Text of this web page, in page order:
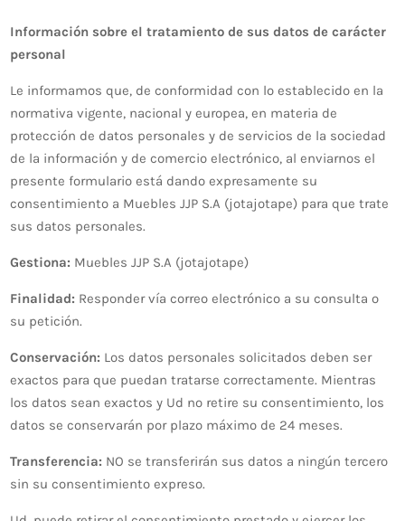
Información sobre el tratamiento de sus datos de carácter
personal
Le informamos que, de conformidad con lo establecido en la
normativa vigente, nacional y europea, en materia de
protección de datos personales y de servicios de la sociedad
de la información y de comercio electrónico, al enviarnos el
presente formulario está dando expresamente su
consentimiento a Muebles JJP S.A (jotajotape) para que trate
sus datos personales.
Gestiona: Muebles JJP S.A (jotajotape)
Finalidad: Responder vía correo electrónico a su consulta o
su petición.
Conservación: Los datos personales solicitados deben ser
exactos para que puedan tratarse correctamente. Mientras
los datos sean exactos y Ud no retire su consentimiento, los
datos se conservarán por plazo máximo de 24 meses.
Transferencia: NO se transferirán sus datos a ningún tercero
sin su consentimiento expreso.